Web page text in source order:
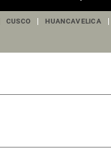
CUSCO HUANCAVELICA